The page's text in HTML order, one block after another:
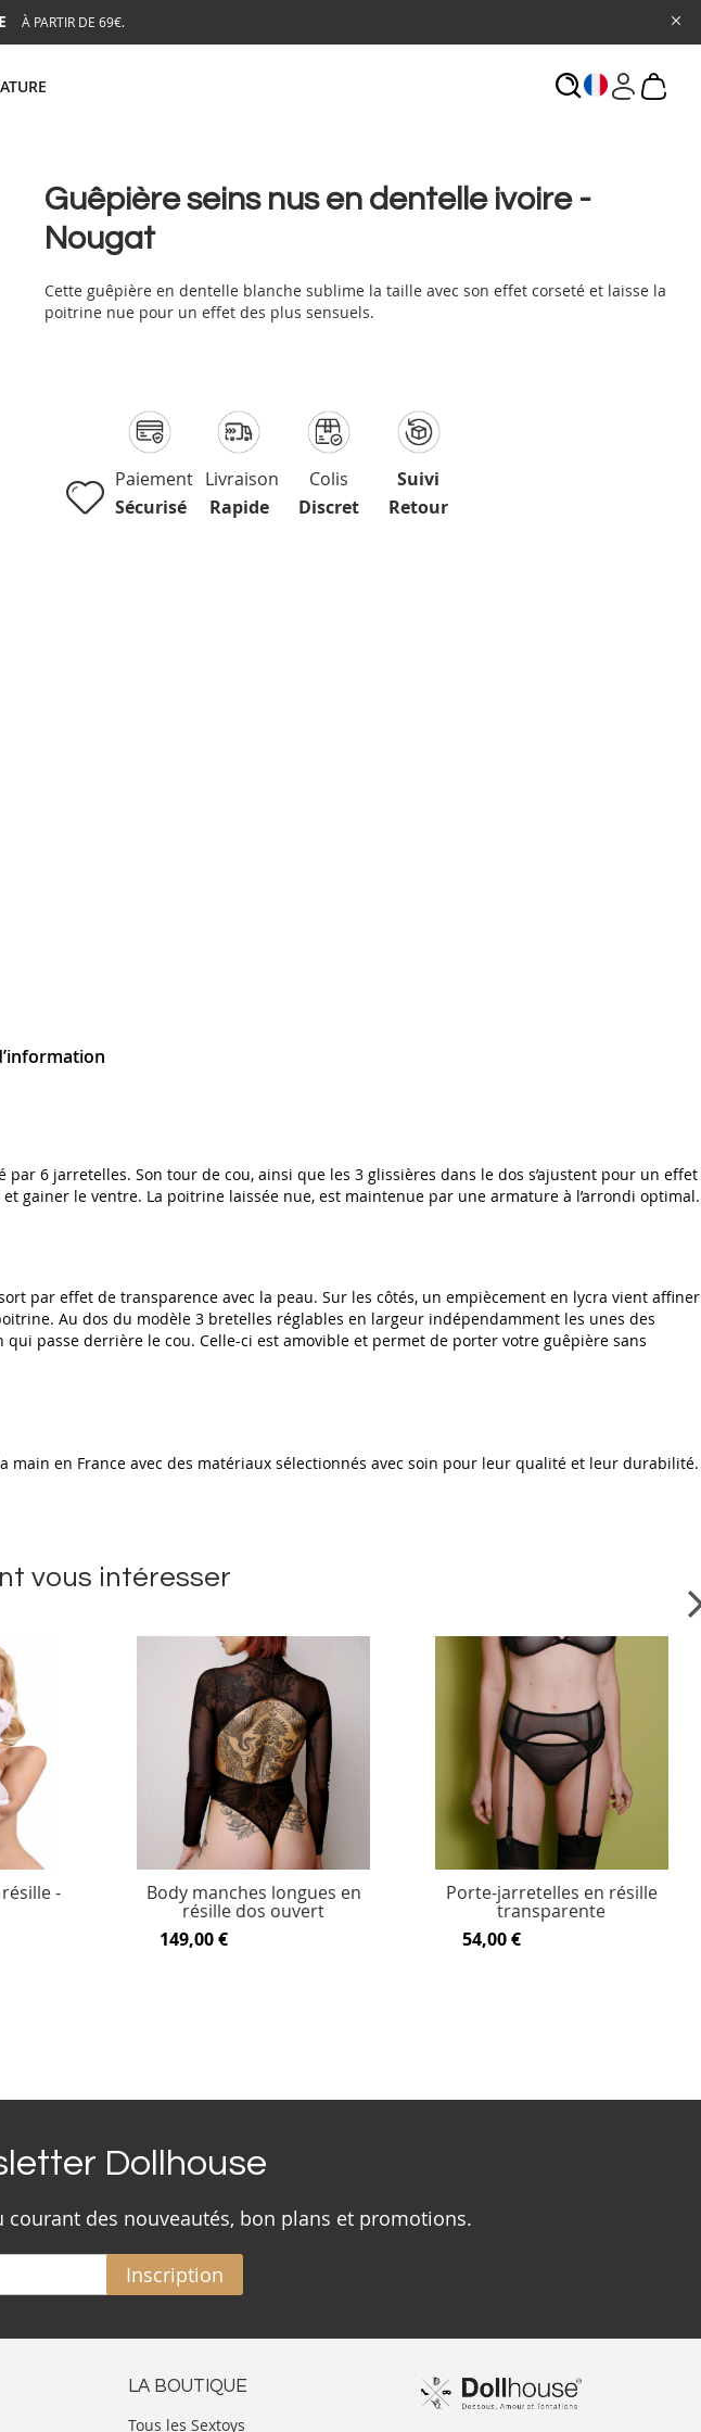
À PARTIR DE 69€.
Guêpière seins nus en dentelle ivoire -
Nougat
Cette guêpière en dentelle blanche sublime la taille avec son effet corseté et laisse la
poitrine nue pour un effet des plus sensuels.
Paiement
Sécurisé
Livraison
Rapide
Colis
Discret
Suivi
Retour
6 jarretelles. Son tour de cou, ainsi que les 3 glissières dans le dos s’ajustent pour un effet
gainer le ventre. La poitrine laissée nue, est maintenue par une armature à l’arrondi optimal.
par effet de transparence avec la peau. Sur les côtés, un empiècement en lycra vient affiner
Au dos du modèle 3 bretelles réglables en largeur indépendamment les unes des
passe derrière le cou. Celle-ci est amovible et permet de porter votre guêpière sans
en France avec des matériaux sélectionnés avec soin pour leur qualité et leur durabilité.
vous intéresser
- Body manches longues en
résille dos ouvert
149,00 €
Porte-jarretelles en résille
transparente
54,00 €
Dollhouse
des nouveautés, bon plans et promotions.
Inscription
LA BOUTIQUE
Tous les Sextoys